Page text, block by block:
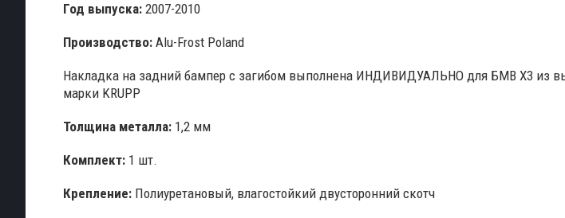
Год выпуска: 2007-2010
Производство: Alu-Frost Poland
Накладка на задний бампер с загибом выполнена ИНДИВИДУАЛЬНО для БМВ Х3 из
марки KRUPP
Толщина металла: 1,2 мм
Комплект: 1 шт.
Крепление: Полиуретановый, влагостойкий двусторонний скотч